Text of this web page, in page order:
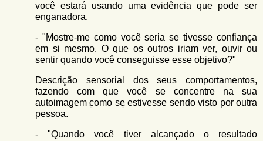
você estará usando uma evidência que pode ser
enganadora.
- "Mostre-me como você seria se tivesse confiança
em si mesmo. O que os outros iriam ver, ouvir ou
sentir quando você conseguisse esse objetivo?"
Descrição sensorial dos seus comportamentos,
fazendo com que você se concentre na sua
autoimagemcomo seestivesse sendo visto por outra
pessoa.
- "Quando você tiver alcançado o resultado